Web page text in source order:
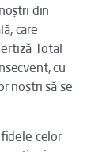
din
care
Total
cu
noștri să se
celor